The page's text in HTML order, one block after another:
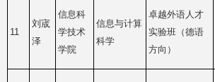
11
刘宬
泽
信息科
学技术
学院
信息与计算
科学
卓越外语人才
实验班（德语
方向）